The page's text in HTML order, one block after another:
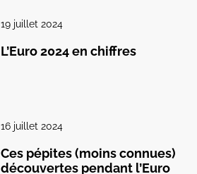
19 juillet 2024
L’Euro 2024 en chiffres
16 juillet 2024
Ces pépites (moins connues)
découvertes pendant l’Euro